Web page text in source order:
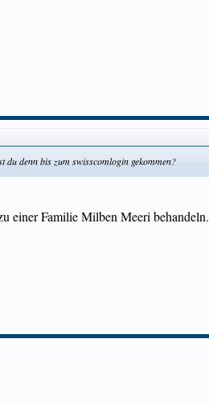
du denn bis zum swisscomlogin gekommen?
einer Familie Milben Meeri